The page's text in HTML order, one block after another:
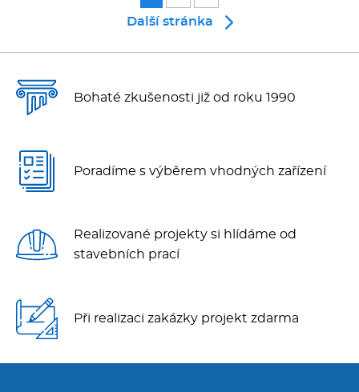
Další stránka
Bohaté zkušenosti již od roku 1990
Poradíme s výběrem vhodných zařízení
Realizované projekty si hlídáme od
stavebních prací
Při realizaci zakázky projekt zdarma